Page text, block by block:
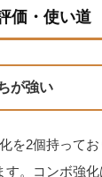
価・使い道
が強い
を2個持って
す。コンボ強